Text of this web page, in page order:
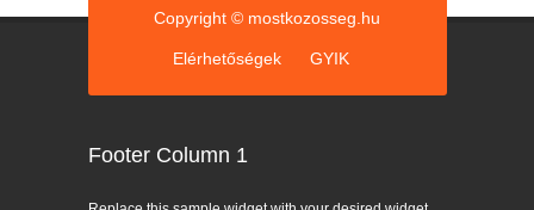
Copyright © mostkozosseg.hu
Elérhetőségek GYIK
Footer Column 1